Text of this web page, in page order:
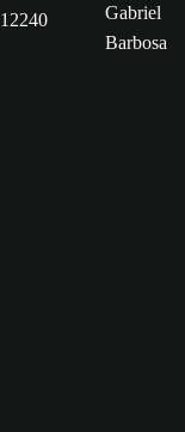
12240
Gabriel
Barbosa